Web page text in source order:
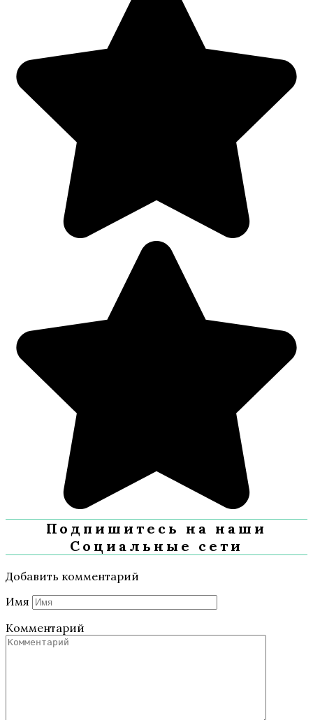
Подпишитесь на наши
Социальные сети
Добавить комментарий
Имя
Комментарий